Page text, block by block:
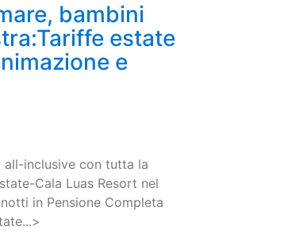
bambini
estate
e
inclusive con tutta la
Cala Luas Resort nel
in Pensione Completa